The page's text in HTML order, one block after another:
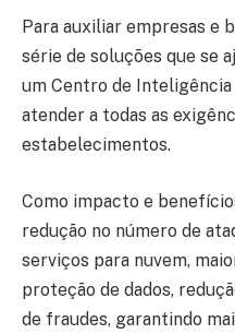
Para auxiliar empresas e
série de soluções que se
um Centro de Inteligência
atender a todas as
estabelecimentos.
Como impacto e
redução no número de
serviços para nuvem,
proteção de dados,
de fraudes, garantindo